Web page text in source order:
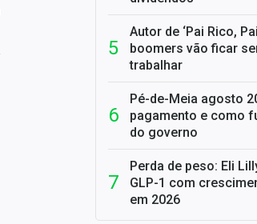
Autor de ‘Pai Rico,
boomers vão ficar
trabalhar
Pé-de-Meia agosto
pagamento e como
do governo
Perda de peso: Eli
GLP-1 com
em 2026